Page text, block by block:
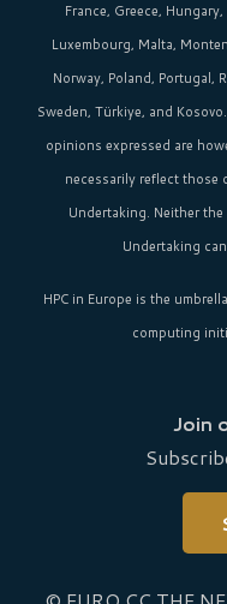
France, Greece,
Luxembourg, Malta,
Norway, Poland, Portugal,
Sweden, Türkiye, and
opinions expressed are
necessarily reflect those
Undertaking. Neither
Undertaking
HPC in Europe is the
computing
Join